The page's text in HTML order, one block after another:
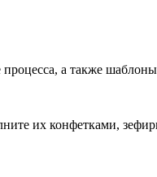
а также
их конфетками,